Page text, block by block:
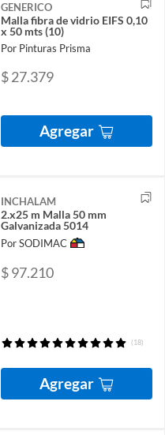
GENERICO
Malla fibra de vidrio EIFS 0,10
x 50 mts (10)
Por Pinturas Prisma
$ 27.379
Agregar
INCHALAM
2.x25 m Malla 50 mm
Galvanizada 5014
Por SODIMAC
$ 97.210
(18)
Agregar